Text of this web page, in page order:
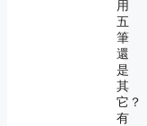
用
五
筆
還
是
其
它？
有